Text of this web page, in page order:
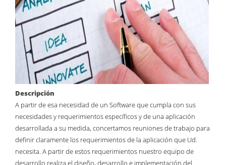
Descripción
A partir de esa necesidad de un Software que cumpla con sus
necesidades y requerimientos específicos y de una aplicación
desarrollada a su medida, concertamos reuniones de trabajo para
definir claramente los requerimientos de la aplicación que Ud.
necesita. A partir de estos requerimientos nuestro equipo de